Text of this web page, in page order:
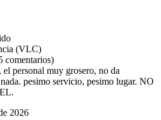
(VLC)
comentarios)
personal muy grosero, no da
pesimo servicio, pesimo lugar. NO
2026